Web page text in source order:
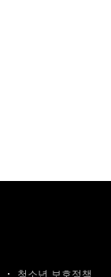
청소년 보호정책